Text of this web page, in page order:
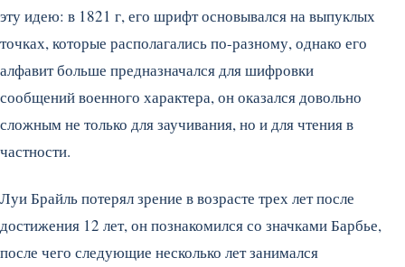
эту идею: в 1821 г, его шрифт основывался на выпуклых
точках, которые располагались по-разному, однако его
алфавит больше предназначался для шифровки
сообщений военного характера, он оказался довольно
сложным не только для заучивания, но и для чтения в
частности.
Луи Брайль потерял зрение в возрасте трех лет после
достижения 12 лет, он познакомился со значками Барбье,
после чего следующие несколько лет занимался